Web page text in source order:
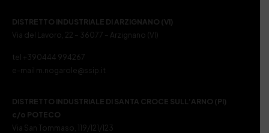
DISTRETTO INDUSTRIALE DI ARZIGNANO (VI)
Via del Lavoro, 22 – 36077 – Arzignano (VI)
tel +390444 994267
e-mail m.nogarole@ssip.it
DISTRETTO INDUSTRIALE DI SANTA CROCE SULL’ARNO (PI)
c/o POTECO
Via San Tommaso, 119/121/123